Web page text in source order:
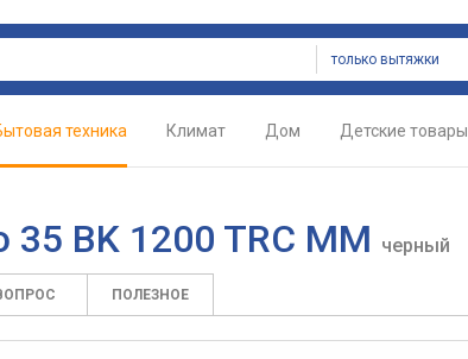
только вытяжки
техника Климат Дом Детские товары
35 BK 1200 TRC MM черный
ПОЛЕЗНОЕ